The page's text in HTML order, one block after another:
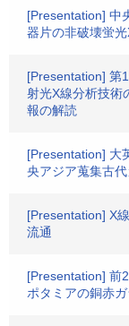
[Presentation] 中
器片の非破壊蛍
[Presentation] 第
射光X線分析技術
報の解読
[Presentation] 大
央アジア蒐集古
[Presentation] X
流通
[Presentation] 前
ポタミアの銅赤